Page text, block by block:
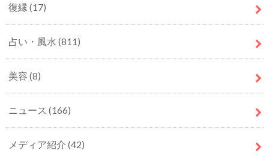
復縁 (17)
占い・風水 (811)
美容 (8)
ニュース (166)
メディア紹介 (42)